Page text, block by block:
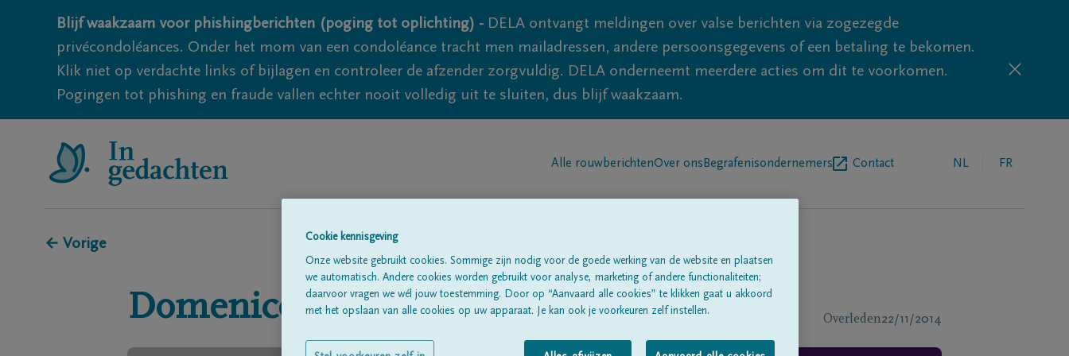
Blijf waakzaam voor phishingberichten (poging tot oplichting) - DELA ontvangt meldingen over valse berichten via zogezegde
privécondoléances. Onder het mom van een condoléance tracht men mailadressen, andere persoonsgegevens of een betaling te bekomen.
Klik niet op verdachte links of bijlagen en controleer de afzender zorgvuldig. DELA onderneemt meerdere acties om dit te voorkomen.
Pogingen tot phishing en fraude vallen echter nooit volledig uit te sluiten, dus blijf waakzaam.
Alle rouwberichtenOver ons Begrafenisondernemers Contact NL FR
← Vorige
Domenico Fraraccio Overleden22/11/2014
Cookie kennisgeving
Onze website gebruikt cookies. Sommige zijn nodig voor de goede werking van de website en plaatsen
we automatisch. Andere cookies worden gebruikt voor analyse, marketing of andere functionaliteiten;
daarvoor vragen we wél jouw toestemming. Door op “Aanvaard alle cookies” te klikken gaat u akkoord
met het opslaan van alle cookies op uw apparaat. Je kan ook je voorkeuren zelf instellen.